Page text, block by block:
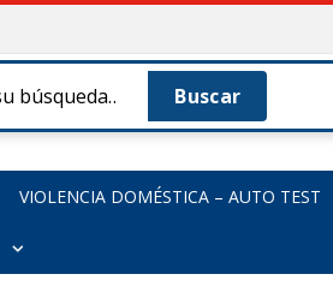
VIOLENCIA DOMÉSTICA – AUTO TEST